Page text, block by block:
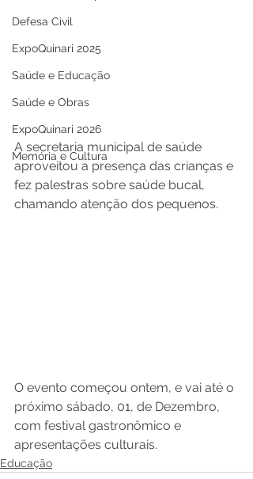
Defesa Civil
ExpoQuinari 2025
Saúde e Educação
Saúde e Obras
ExpoQuinari 2026
Memória e Cultura
A secretaria municipal de saúde
aproveitou a presença das crianças e
fez palestras sobre saúde bucal,
chamando atenção dos pequenos.
O evento começou ontem, e vai até o
próximo sábado, 01, de Dezembro,
com festival gastronômico e
apresentações culturais.
Educação